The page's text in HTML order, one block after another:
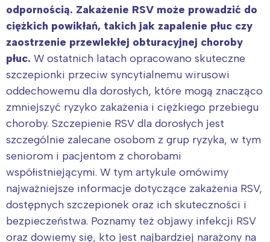
odpornością. Zakażenie RSV może prowadzić do
ciężkich powikłań, takich jak zapalenie płuc czy
zaostrzenie przewlekłej obturacyjnej choroby
płuc. W ostatnich latach opracowano skuteczne
szczepionki przeciw syncytialnemu wirusowi
oddechowemu dla dorosłych, które mogą znacząco
zmniejszyć ryzyko zakażenia i ciężkiego przebiegu
choroby. Szczepienie RSV dla dorosłych jest
szczególnie zalecane osobom z grup ryzyka, w tym
seniorom i pacjentom z chorobami
współistniejącymi. W tym artykule omówimy
najważniejsze informacje dotyczące zakażenia RSV,
dostępnych szczepionek oraz ich skuteczności i
bezpieczeństwa. Poznamy też objawy infekcji RSV
oraz dowiemy się, kto jest najbardziej narażony na